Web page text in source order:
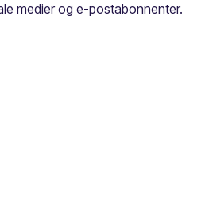
medier og e-postabonnenter.